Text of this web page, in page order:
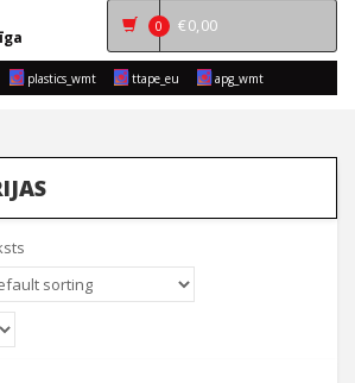
0 €0,00
plastics_wmt ttape_eu apg_wmt